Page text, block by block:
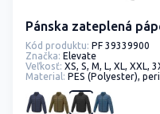
Pánska zateplená
Kód produktu: PF 39339900
Značka: Elevate
Veľkosť: XS, S, M, L, XL, XXL,
Material: PES (Polyester),